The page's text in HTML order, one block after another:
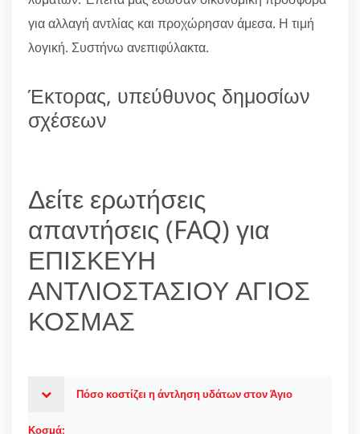
για αλλαγή αντλίας και προχώρησαν άμεσα. Η τιμή
λογική. Συστήνω ανεπιφύλακτα.
Έκτορας, υπεύθυνος δημοσίων
σχέσεων
Δείτε ερωτήσεις
απαντήσεις (FAQ) για
ΕΠΙΣΚΕΥΗ
ΑΝΤΛΙΟΣΤΑΣΙΟΥ ΑΓΙΟΣ
ΚΟΣΜΑΣ
Πόσο κοστίζει η άντληση υδάτων στον Άγιο
Κοσμά;